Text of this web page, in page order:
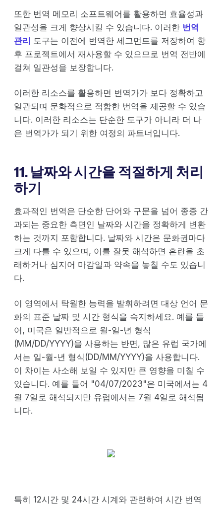
또한 번역 메모리 소프트웨어를 활용하면 효율성과
일관성을 크게 향상시킬 수 있습니다. 이러한 번역
관리 도구는 이전에 번역한 세그먼트를 저장하여 향
후 프로젝트에서 재사용할 수 있으므로 번역 전반에
걸쳐 일관성을 보장합니다.
이러한 리소스를 활용하면 번역가가 보다 정확하고
일관되며 문화적으로 적합한 번역을 제공할 수 있습
니다. 이러한 리소스는 단순한 도구가 아니라 더 나
은 번역가가 되기 위한 여정의 파트너입니다.
11. 날짜와 시간을 적절하게 처리
하기
효과적인 번역은 단순한 단어와 구문을 넘어 종종 간
과되는 중요한 측면인 날짜와 시간을 정확하게 변환
하는 것까지 포함합니다. 날짜와 시간은 문화권마다
크게 다를 수 있으며, 이를 잘못 해석하면 혼란을 초
래하거나 심지어 마감일과 약속을 놓칠 수도 있습니
다.
이 영역에서 탁월한 능력을 발휘하려면 대상 언어 문
화의 표준 날짜 및 시간 형식을 숙지하세요. 예를 들
어, 미국은 일반적으로 월-일-년 형식
(MM/DD/YYYY)을 사용하는 반면, 많은 유럽 국가에
서는 일-월-년 형식(DD/MM/YYYY)을 사용합니다.
이 차이는 사소해 보일 수 있지만 큰 영향을 미칠 수
있습니다. 예를 들어 "04/07/2023"은 미국에서는 4
월 7일로 해석되지만 유럽에서는 7월 4일로 해석됩
니다.
특히 12시간 및 24시간 시계와 관련하여 시간 번역